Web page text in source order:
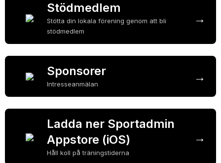
Stödmedlem
Stötta din lokala förening genom att bli
stödmedlem
→
Sponsorer
Intresseanmälan →
Ladda ner Sportadmin
Appstore (iOS)
Håll koll på träningstiderna
→